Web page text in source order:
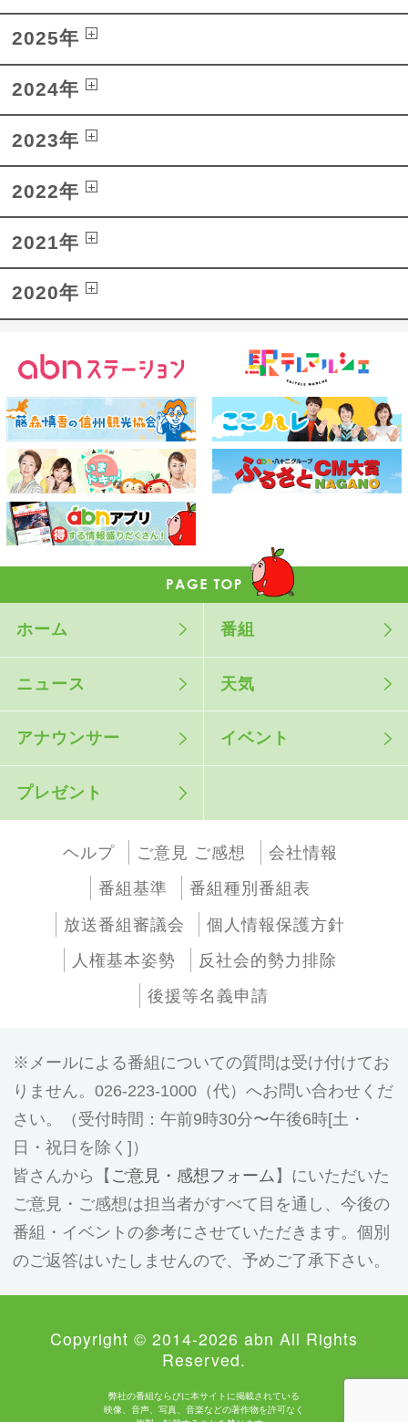
2025年
2024年
2023年
2022年
2021年
2020年
ホーム 番組
ニュース 天気
アナウンサー イベント
プレゼント
ヘルプ ご意見 ご感想
会社情報
番組基準
番組種別番組表
放送番組審議会
個人情報保護方針
人権基本姿勢
反社会的勢力排除
後援等名義申請
メールによる番組についての質問は受け付けてお
りません。026-223-1000（代）へお問い合わせくだ
さい。（受付時間：午前9時30分〜午後6時[土・
日・祝日を除く]）
皆さんから【 ご意見・感想フォーム 】にいただいた
ご意見・ご感想は担当者がすべて目を通し、今後の
番組・イベントの参考にさせていただきます。個別
のご返答はいたしませんので、予めご了承下さい。
Copyright © 2014-2026 abn All Rights
Reserved.
弊社の番組ならびに本サイトに掲載されている
映像、音声、写真、音楽などの著作物を許可なく